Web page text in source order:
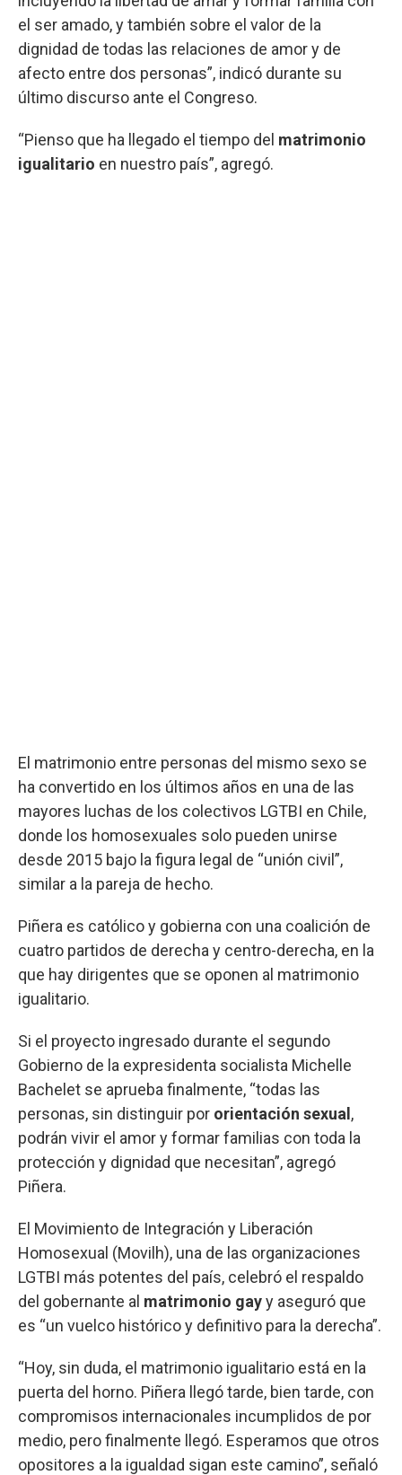
el ser amado, y también sobre el valor de la
dignidad de todas las relaciones de amor y de
afecto entre dos personas”, indicó durante su
último discurso ante el Congreso.
“Pienso que ha llegado el tiempo del matrimonio
igualitario en nuestro país”, agregó.
El matrimonio entre personas del mismo sexo se
ha convertido en los últimos años en una de las
mayores luchas de los colectivos LGTBI en Chile,
donde los homosexuales solo pueden unirse
desde 2015 bajo la figura legal de “unión civil”,
similar a la pareja de hecho.
Piñera es católico y gobierna con una coalición de
cuatro partidos de derecha y centro-derecha, en la
que hay dirigentes que se oponen al matrimonio
igualitario.
Si el proyecto ingresado durante el segundo
Gobierno de la expresidenta socialista Michelle
Bachelet se aprueba finalmente, “todas las
personas, sin distinguir por orientación sexual ,
podrán vivir el amor y formar familias con toda la
protección y dignidad que necesitan”, agregó
Piñera.
El Movimiento de Integración y Liberación
Homosexual (Movilh), una de las organizaciones
LGTBI más potentes del país, celebró el respaldo
del gobernante al matrimonio gayy aseguró que
es “un vuelco histórico y definitivo para la derecha”.
“Hoy, sin duda, el matrimonio igualitario está en la
puerta del horno. Piñera llegó tarde, bien tarde, con
compromisos internacionales incumplidos de por
medio, pero finalmente llegó. Esperamos que otros
opositores a la igualdad sigan este camino”, señaló